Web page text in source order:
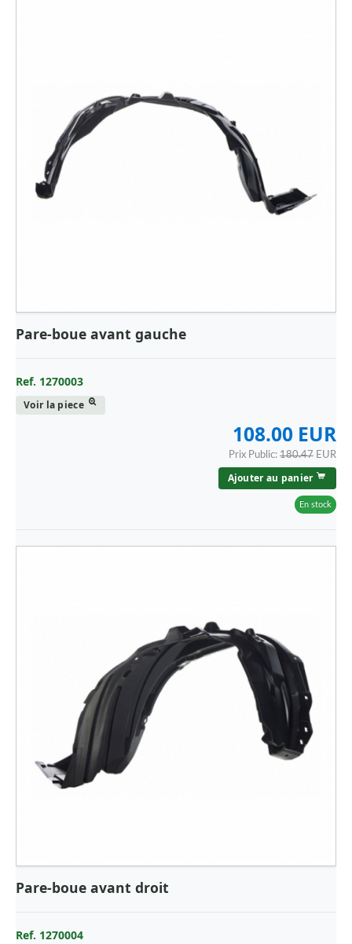
Pare-boue avant gauche
Ref. 1270003
Voir la piece
108.00 EUR
Prix Public: 180.47 EUR
Ajouter au panier
En stock
Pare-boue avant droit
Ref. 1270004